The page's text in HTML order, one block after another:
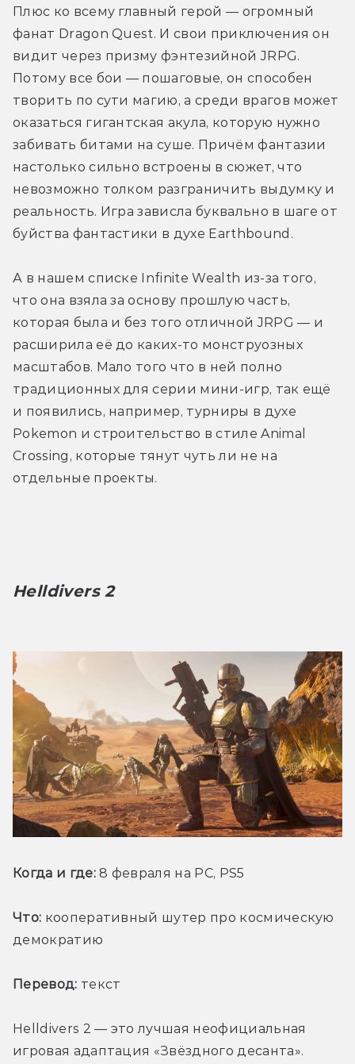
Плюс ко всему главный герой — огромный
фанат Dragon Quest. И свои приключения он
видит через призму фэнтезийной JRPG.
Потому все бои — пошаговые, он способен
творить по сути магию, а среди врагов может
оказаться гигантская акула, которую нужно
забивать битами на суше. Причём фантазии
настолько сильно встроены в сюжет, что
невозможно толком разграничить выдумку и
реальность. Игра зависла буквально в шаге от
буйства фантастики в духе Earthbound.
А в нашем списке Infinite Wealth из-за того,
что она взяла за основу прошлую часть,
которая была и без того отличной JRPG — и
расширила её до каких-то монструозных
масштабов. Мало того что в ней полно
традиционных для серии мини-игр, так ещё
и появились, например, турниры в духе
Pokemon и строительство в стиле Animal
Crossing, которые тянут чуть ли не на
отдельные проекты.
Helldivers 2
Когда и где: 8 февраля на PC, PS5
Что: кооперативный шутер про космическую
демократию
Перевод: текст
Helldivers 2 — это лучшая неофициальная
игровая адаптация «Звёздного десанта».